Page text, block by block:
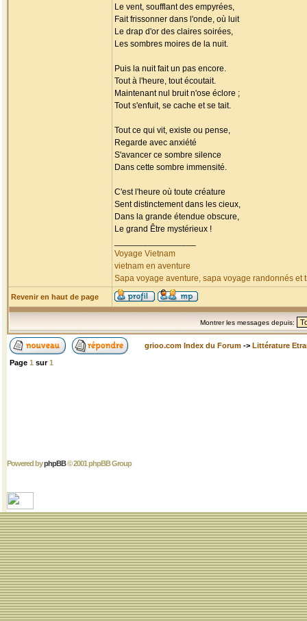
Le vent, soufflant des empyrées,
Fait frissonner dans l'onde, où luit
Le drap d'or des claires soirées,
Les sombres moires de la nuit.
Puis la nuit fait un pas encore.
Tout à l'heure, tout écoutait.
Maintenant nul bruit n'ose éclore ;
Tout s'enfuit, se cache et se tait.
Tout ce qui vit, existe ou pense,
Regarde avec anxiété
S'avancer ce sombre silence
Dans cette sombre immensité.
C'est l'heure où toute créature
Sent distinctement dans les cieux,
Dans la grande étendue obscure,
Le grand Être mystérieux !
Voyage Vietnam
vietnam en aventure
Sapa voyage aventure, sapa voyage randonnés et
Revenir en haut de page
Montrer les messages depuis:
grioo.com Index du Forum -> Littérature
Page 1 sur1
Powered byphpBB© 2001 phpBB Group